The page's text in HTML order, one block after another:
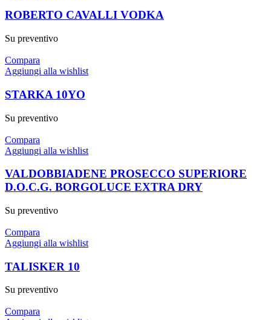
ROBERTO CAVALLI VODKA
Su preventivo
Compara
Aggiungi alla wishlist
STARKA 10YO
Su preventivo
Compara
Aggiungi alla wishlist
VALDOBBIADENE PROSECCO SUPERIORE
D.O.C.G. BORGOLUCE EXTRA DRY
Su preventivo
Compara
Aggiungi alla wishlist
TALISKER 10
Su preventivo
Compara